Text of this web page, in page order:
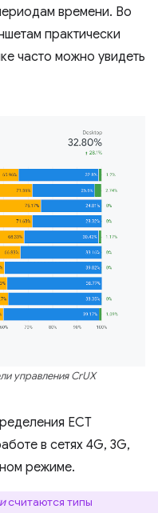
времени. Во
практически
часто можно увидеть
управления CrUX
ECT
в сетях 4G, 3G,
режиме.
считаются типы